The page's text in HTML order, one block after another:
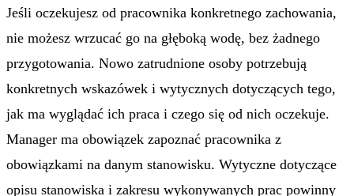
Jeśli oczekujesz od pracownika konkretnego zachowania,
nie możesz wrzucać go na głęboką wodę, bez żadnego
przygotowania. Nowo zatrudnione osoby potrzebują
konkretnych wskazówek i wytycznych dotyczących tego,
jak ma wyglądać ich praca i czego się od nich oczekuje.
Manager ma obowiązek zapoznać pracownika z
obowiązkami na danym stanowisku. Wytyczne dotyczące
opisu stanowiska i zakresu wykonywanych prac powinny